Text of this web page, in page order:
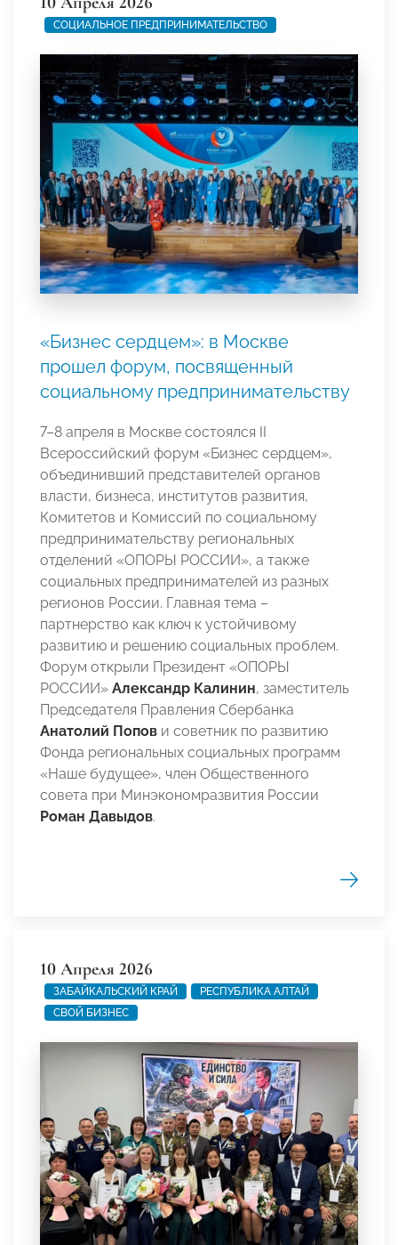
СОЦИАЛЬНОЕ ПРЕДПРИНИМАТЕЛЬСТВО
«Бизнес сердцем»: в Москве
прошел форум, посвященный
социальному предпринимательству
7–8 апреля в Москве состоялся II
Всероссийский форум «Бизнес сердцем»,
объединивший представителей органов
власти, бизнеса, институтов развития,
Комитетов и Комиссий по социальному
предпринимательству региональных
отделений «ОПОРЫ РОССИИ», а также
социальных предпринимателей из разных
регионов России. Главная тема –
партнерство как ключ к устойчивому
развитию и решению социальных проблем.
Форум открыли Президент «ОПОРЫ
РОССИИ» Александр Калинин, заместитель
Председателя Правления Сбербанка
Анатолий Попов и советник по развитию
Фонда региональных социальных программ
«Наше будущее», член Общественного
совета при Минэкономразвития России
Роман Давыдов.
10 Апреля 2026
ЗАБАЙКАЛЬСКИЙ КРАЙ
РЕСПУБЛИКА АЛТАЙ
СВОЙ БИЗНЕС